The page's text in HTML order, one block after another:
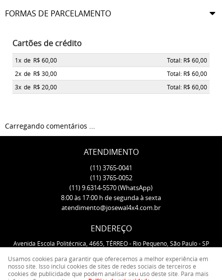
FORMAS DE PARCELAMENTO
Cartões de crédito
1x de R$ 60,00
Total: R$ 60,00
2x de R$ 30,00
Total: R$ 60,00
3x de R$ 20,00 Total: R$ 60,00
Carregando comentários ...
ATENDIMENTO
(11)3765-0041
(11)3765-0052
(11)9.6314-5570(WhatsApp)
8:00 às 17:00 h de segunda à sexta
atendimento@josewal4x4.com.br
ENDEREÇO
Avenida Escola Politécnica, 4665, TÉRREO- Rio Pequeno, São Paulo-SP
LOJA VIRTUAL CRIADA POR
Usamos cookies para garantir que oferecemos a melhor experiência em
nosso site. Isso inclui cookies de sites de redes sociais de terceiros e
cookies de publicidade que podem analisar seu uso deste site. Para mais